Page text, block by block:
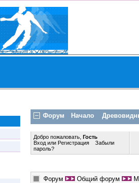
Форум Начало
Добро пожаловать,Гость
Входили Регистрация
Забыли
пароль?
Форум Общий форум